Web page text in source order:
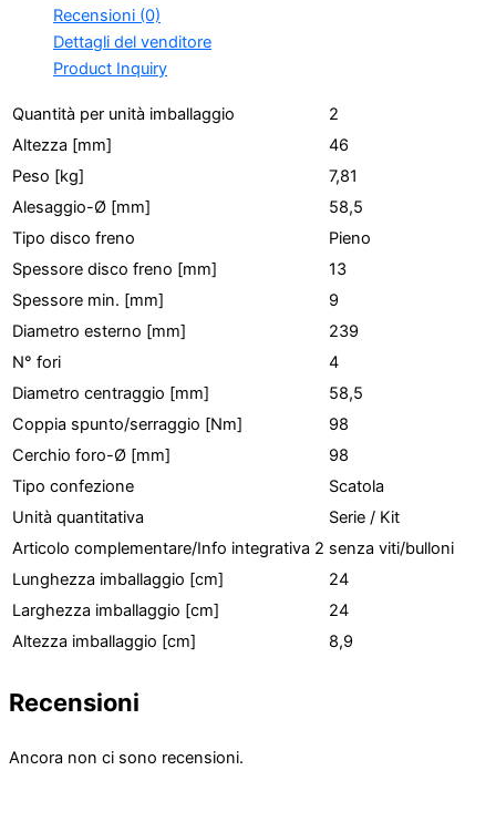
Recensioni (0)
Dettagli del venditore
Product Inquiry
Quantità per unità imballaggio
2
Altezza [mm]
46
Peso [kg]
7,81
Alesaggio-Ø [mm]
58,5
Tipo disco freno
Pieno
Spessore disco freno [mm]
13
Spessore min. [mm]
9
Diametro esterno [mm]
239
N° fori
4
Diametro centraggio [mm]
58,5
Coppia spunto/serraggio [Nm]
98
Cerchio foro-Ø [mm]
98
Tipo confezione
Scatola
Unità quantitativa
Serie / Kit
Articolo complementare/Info integrativa 2 senza viti/bulloni
Lunghezza imballaggio [cm]
24
Larghezza imballaggio [cm]
24
Altezza imballaggio [cm]
8,9
Recensioni
Ancora non ci sono recensioni.